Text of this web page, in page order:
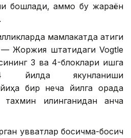
бошлади, аммо бу жараён
мамлакатда атиги
— Жоржия штатидаги Vogtle
3 ва 4-блоклари ишга
йилда якунланиши
бир неча йилга орқада
тахмин қилинганидан анча
қувватлар босқичма-босқич